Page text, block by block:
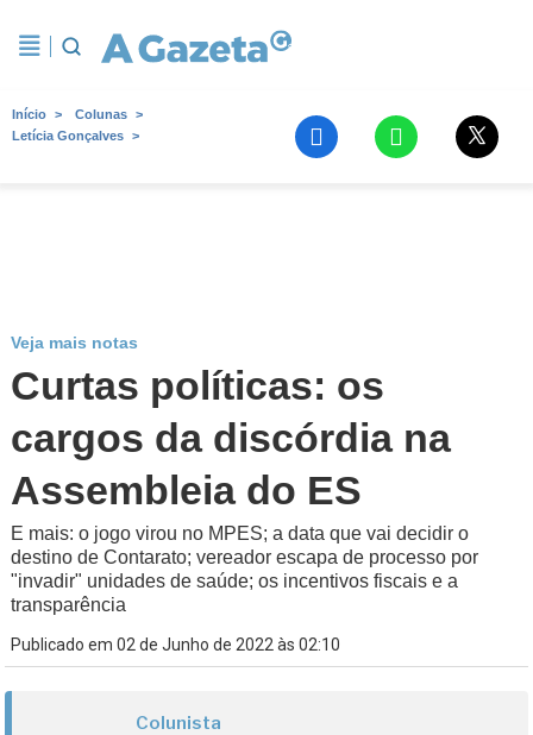
Início
Colunas
Letícia Gonçalves
Veja mais notas
Curtas políticas: os
cargos da discórdia na
Assembleia do ES
E mais: o jogo virou no MPES; a data que vai decidir o
destino de Contarato; vereador escapa de processo por
"invadir" unidades de saúde; os incentivos fiscais e a
transparência
Publicado em 02 de Junho de 2022 às 02:10
Colunista